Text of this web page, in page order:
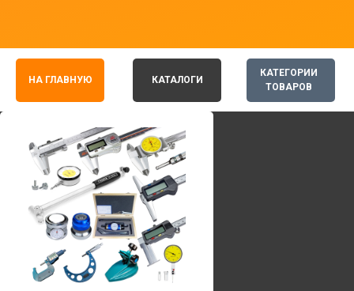
КАТЕГОРИИ
ТОВАРОВ
НА ГЛАВНУЮ КАТАЛОГИ